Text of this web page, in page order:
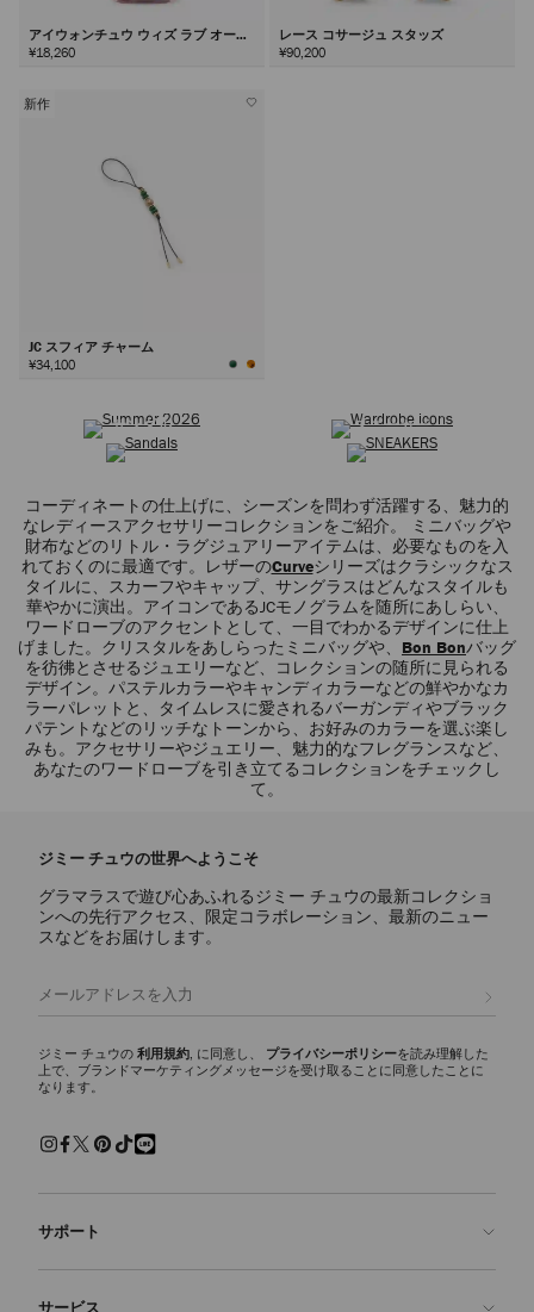
アイウォンチュウ ウィズ ラブ オード
パルファム60ml
¥18,260
レース コサージュ スタッズ
¥90,200
新作
JC スフィア チャーム
¥34,100
サンダル
スニーカー
コーディネートの仕上げに、シーズンを問わず活躍する、魅力的
なレディースアクセサリーコレクションをご紹介。 ミニバッグや
財布などのリトル・ラグジュアリーアイテムは、必要なものを入
れておくのに最適です。レザーのCurveシリーズはクラシックなス
タイルに、スカーフやキャップ、サングラスはどんなスタイルも
華やかに演出。アイコンであるJCモノグラムを随所にあしらい、
ワードローブのアクセントとして、一目でわかるデザインに仕上
げました。クリスタルをあしらったミニバッグや、 Bon Bonバッグ
を彷彿とさせるジュエリーなど、コレクションの随所に見られる
デザイン。パステルカラーやキャンディカラーなどの鮮やかなカ
ラーパレットと、タイムレスに愛されるバーガンディやブラック
パテントなどのリッチなトーンから、お好みのカラーを選ぶ楽し
みも。アクセサリーやジュエリー、魅力的なフレグランスなど、
あなたのワードローブを引き立てるコレクションをチェックし
て。
ジミー チュウの世界へようこそ
グラマラスで遊び心あふれるジミー チュウの最新コレクショ
ンへの先行アクセス、限定コラボレーション、最新のニュー
スなどをお届けします。
ジミー チュウの 利用規約, に同意し、 プライバシーポリシーを読み理解した
上で、ブランドマーケティングメッセージを受け取ることに同意したことに
なります。
サポート